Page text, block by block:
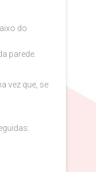
do
parede.
vez que, se